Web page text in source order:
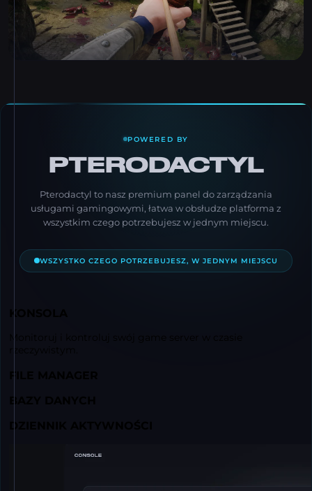
POWERED BY
PTERODACTYL
Pterodactyl to nasz premium panel do zarządzania
usługami gamingowymi, łatwa w obsłudze platforma z
wszystkim czego potrzebujesz w jednym miejscu.
WSZYSTKO CZEGO POTRZEBUJESZ, W JEDNYM MIEJSCU